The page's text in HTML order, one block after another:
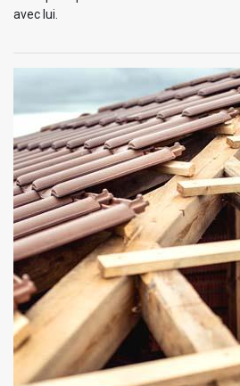
avec lui.